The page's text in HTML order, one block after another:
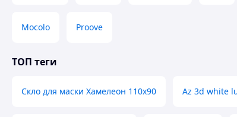
Mocolo Proove
ТОП теги
Скло для маски Хамелеон 110x90 Az 3d white